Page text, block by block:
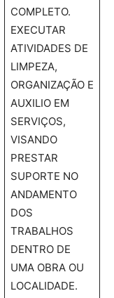
COMPLETO.
EXECUTAR
ATIVIDADES DE
LIMPEZA,
ORGANIZAÇÃO E
AUXILIO EM
SERVIÇOS,
VISANDO
PRESTAR
SUPORTE NO
ANDAMENTO
DOS
TRABALHOS
DENTRO DE
UMA OBRA OU
LOCALIDADE.